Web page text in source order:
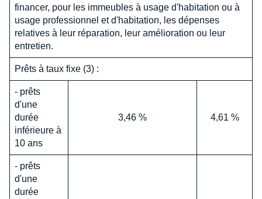
financer, pour les immeubles à usage d'habitation ou à
usage professionnel et d'habitation, les dépenses
relatives à leur réparation, leur amélioration ou leur
entretien.
Prêts à taux fixe (3) :
- prêts
d'une
durée
inférieure à
10 ans
3,46 % 4,61 %
- prêts
d'une
durée